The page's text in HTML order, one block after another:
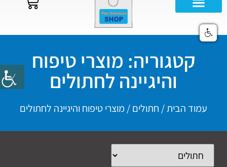
קטגוריה: מוצרי טיפוח
והיגיינה לחתולים
עמוד הבית/ חתולים/ מוצרי טיפוח והיגיינה לחתולים